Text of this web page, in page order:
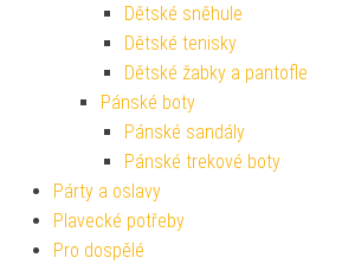
Dětské sněhule
Dětské tenisky
Dětské žabky a pantofle
Pánské boty
Pánské sandály
Pánské trekové boty
Párty a oslavy
Plavecké potřeby
Pro dospělé